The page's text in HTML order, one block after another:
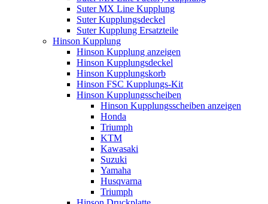
Suter MX Line Kupplung
Suter Kupplungsdeckel
Suter Kupplung Ersatzteile
Hinson Kupplung
Hinson Kupplung anzeigen
Hinson Kupplungsdeckel
Hinson Kupplungskorb
Hinson FSC Kupplungs-Kit
Hinson Kupplungsscheiben
Hinson Kupplungsscheiben anzeigen
Honda
Triumph
KTM
Kawasaki
Suzuki
Yamaha
Husqvarna
Triumph